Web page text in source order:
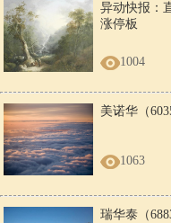
异动快报：
涨停板
1004
美诺华（
1063
瑞华泰（